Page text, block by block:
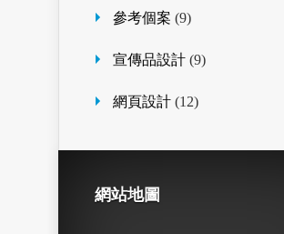
參考個案 (9)
宣傳品設計 (9)
網頁設計 (12)
網站地圖